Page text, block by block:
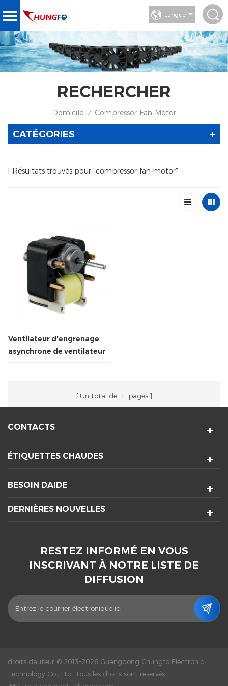
Langue
RECHERCHER
Domicile / Compressor-Fan-Motor
CATÉGORIES
1 Résultats trouvés pour "compressor-fan-motor"
Ventilateur d'engrenage
asynchrone de ventilateur
Un total de 1 pages
CONTACTS
ÉTIQUETTES CHAUDES
BESOIN DAIDE
DERNIÈRES NOUVELLES
RESTEZ INFORMÉ EN VOUS
INSCRIVANT À NOTRE LISTE DE
DIFFUSION
droits dauteur © 2013-2026 Guangdong Chungfo Electronic
Technology Co., Ltd. Tous les droits sont réservés.